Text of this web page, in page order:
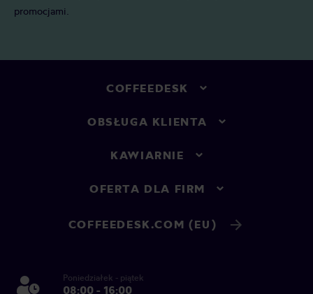
promocjami.
COFFEEDESK
OBSŁUGA KLIENTA
KAWIARNIE
OFERTA DLA FIRM
COFFEEDESK.COM (EU)
Poniedziałek - piątek
08:00 - 16:00